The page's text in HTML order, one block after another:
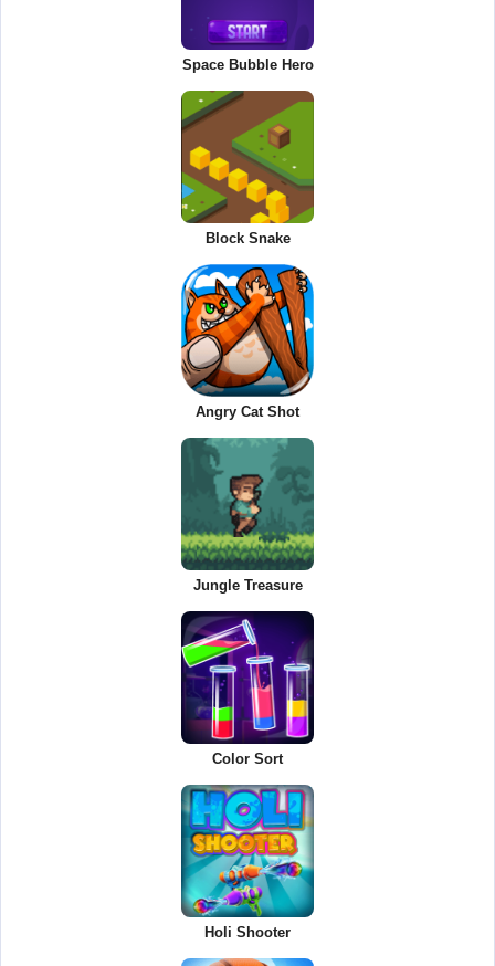
Space Bubble Hero
Block Snake
Angry Cat Shot
Jungle Treasure
Color Sort
Holi Shooter